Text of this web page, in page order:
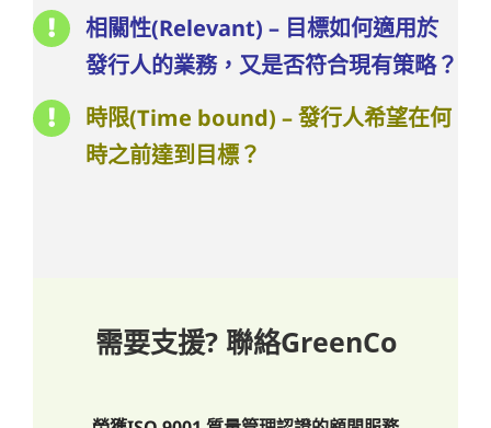
相關性(Relevant) – 目標如何適用於
發行人的業務，又是否符合現有策略？
時限(Time bound) – 發行人希望在何
時之前達到目標？
需要支援? 聯絡GreenCo